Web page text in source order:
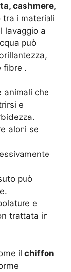
cashmere,
tra i materiali
lavaggio a
può
fibre .
animali che
e
aloni se
può
e
trattata in
il chiffon